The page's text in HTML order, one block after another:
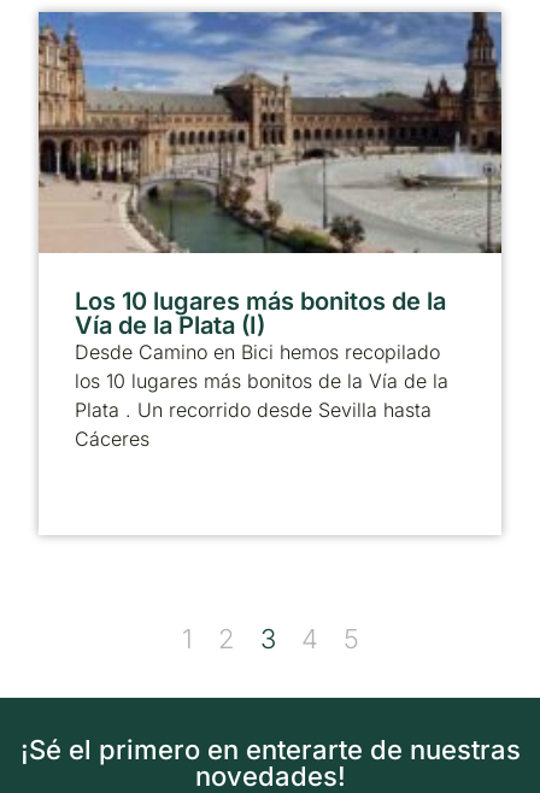
Los 10 lugares más bonitos de la
Vía de la Plata (I)
Desde Camino en Bici hemos recopilado
los 10 lugares más bonitos de la Vía de la
Plata . Un recorrido desde Sevilla hasta
Cáceres
1 2 3 4 5
¡Sé el primero en enterarte de nuestras
novedades!